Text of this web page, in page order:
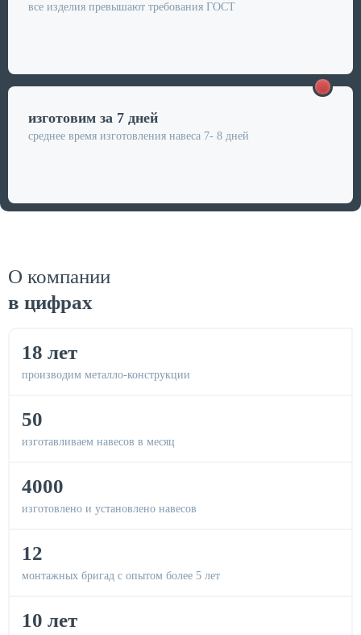
все изделия превышают требования ГОСТ
изготовим за 7 дней
среднее время изготовления навеса 7- 8 дней
О компании
в цифрах
18 лет
производим металло-конструкции
50
изготавливаем навесов в месяц
4000
изготовлено и установлено навесов
12
монтажных бригад с опытом более 5 лет
10 лет